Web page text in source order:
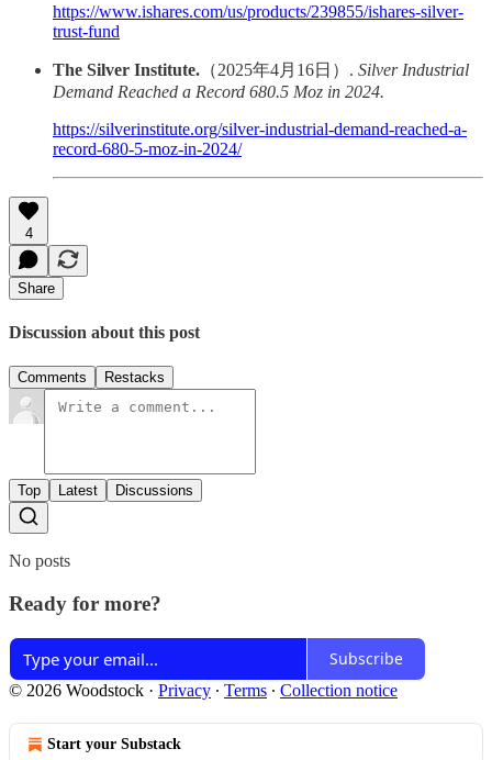
https://www.ishares.com/us/products/239855/ishares-silver-
trust-fund
The Silver Institute. （2025年4月16日）. Silver Industrial
Demand Reached a Record 680.5 Moz in 2024.
https://silverinstitute.org/silver-industrial-demand-reached-a-
record-680-5-moz-in-2024/
4
Share
Discussion about this post
Comments Restacks
Top Latest Discussions
No posts
Ready for more?
Subscribe
© 2026 Woodstock · Privacy ∙ Terms ∙ Collection notice
Start your Substack